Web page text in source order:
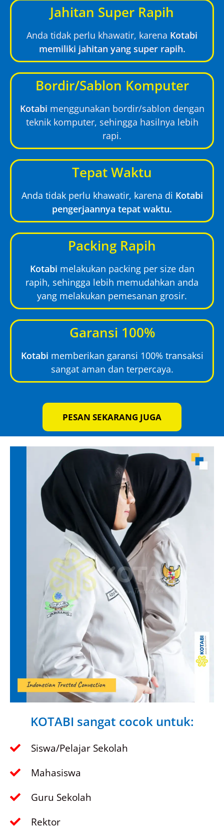
Jahitan Super Rapih
Anda tidak perlu khawatir, karena Kotabi
memiliki jahitan yang super rapih.
Bordir/Sablon Komputer
Kotabi menggunakan bordir/sablon dengan
teknik komputer, sehingga hasilnya lebih
rapi.
Tepat Waktu
Anda tidak perlu khawatir, karena di Kotabi
pengerjaannya tepat waktu.
Packing Rapih
Kotabi melakukan packing per size dan
rapih, sehingga lebih memudahkan anda
yang melakukan pemesanan grosir.
Garansi 100%
Kotabi memberikan garansi 100% transaksi
sangat aman dan terpercaya.
PESAN SEKARANG JUGA
KOTABI sangat cocok untuk:
Siswa/Pelajar Sekolah
Mahasiswa
Guru Sekolah
Rektor